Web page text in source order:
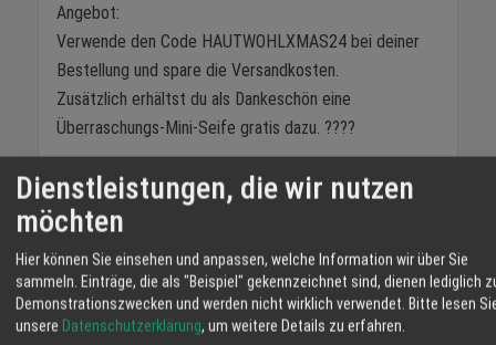
Angebot:
Verwende den Code HAUTWOHLXMAS24 bei deiner
Bestellung und spare die Versandkosten.
Zusätzlich erhältst du als Dankeschön eine
Überraschungs-Mini-Seife gratis dazu. ????
unseren Hautwohl-Seifen durch die Adventszeit
begleiten und erlebe, wie sich deine Haut auf
natürliche Weise verwöhnt anfühlt.
Hier geht's zum Shop!
Mache dir oder deinen Liebsten eine Freude und
Dienstleistungen, die wir nutzen
möchten
Hier können Sie einsehen und anpassen, welche Information wir über Sie
sammeln. Einträge, die als "Beispiel" gekennzeichnet sind, dienen lediglich
Demonstrationszwecken und werden nicht wirklich verwendet. Bitte lesen
unsere Datenschutzerklärung, um weitere Details zu erfahren.